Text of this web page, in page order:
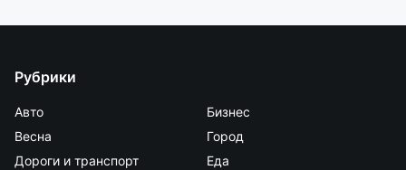
Рубрики
Авто
Бизнес
Весна
Город
Дороги и транспорт
Еда